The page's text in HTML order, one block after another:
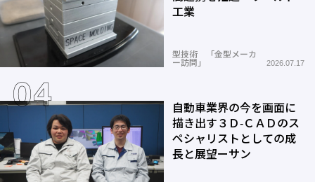
工業
型技術 「金型メーカ
ー訪問」
2026.07.17
自動車業界の今を画面に
描き出す３Ｄ-ＣＡＤのス
ペシャリストとしての成
長と展望ーサン